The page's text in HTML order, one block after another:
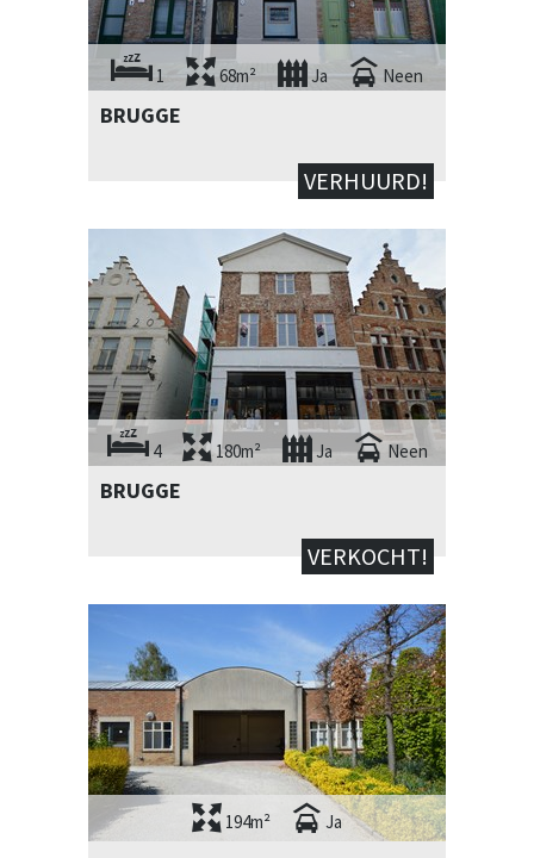
1 68m² Ja Neen
BRUGGE
VERHUURD!
4 180m² Ja Neen
BRUGGE
VERKOCHT!
194m² Ja